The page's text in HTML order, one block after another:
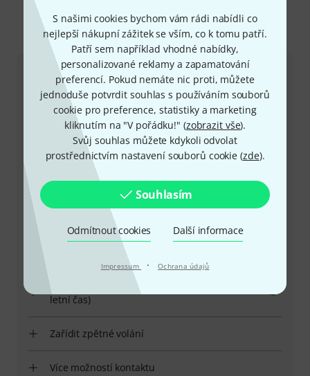
S našimi cookies bychom vám rádi nabídli co
nejlepší nákupní zážitek se vším, co k tomu patří.
Patří sem například vhodné nabídky,
personalizované reklamy a zapamatování
preferencí. Pokud nemáte nic proti, můžete
jednoduše potvrdit souhlas s používáním souborů
cookie pro preference, statistiky a marketing
kliknutím na "V pořádku!" (zobrazit vše).
Svůj souhlas můžete kdykoli odvolat
prostřednictvím nastavení souborů cookie (zde).
Souhlasím
Odmítnout cookies Další informace
Impressum · Ochrana údajů
Kontaktujte nás
Zákaznický servis - Česko
Máte-li jakýkoli dotaz nebo problém, kolegové ze
zákaznického centra jsou vždy připraveni pomoci
Mějte připraveno zákaznické číslo
Provozní doba (CEST - Středoevropský
letní čas)
Zařídit zpětné volání
Více možností kontaktu